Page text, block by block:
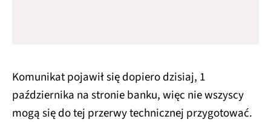
Komunikat pojawił się dopiero dzisiaj, 1
października na stronie banku, więc nie wszyscy
mogą się do tej przerwy technicznej przygotować.